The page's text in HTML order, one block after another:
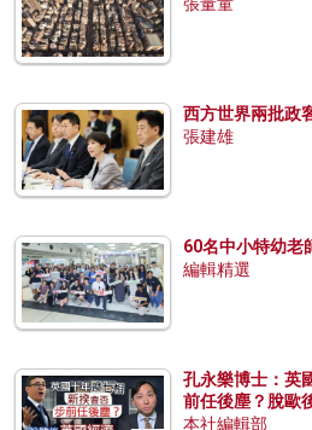
西方世界兩批政
張建雄
60名中小特幼老
編輯精選
孔永樂博士：英
前任後塵？脫歐
本社編輯部